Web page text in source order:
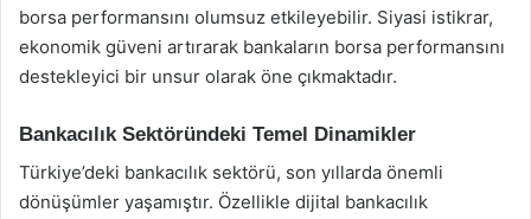
borsa performansını olumsuz etkileyebilir. Siyasi istikrar,
ekonomik güveni artırarak bankaların borsa performansını
destekleyici bir unsur olarak öne çıkmaktadır.
Bankacılık Sektöründeki Temel Dinamikler
Türkiye’deki bankacılık sektörü, son yıllarda önemli
dönüşümler yaşamıştır. Özellikle dijital bankacılık